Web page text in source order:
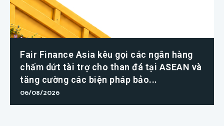
Fair Finance Asia kêu gọi các ngân hàng
chấm dứt tài trợ cho than đá tại ASEAN và
tăng cường các biện pháp bảo...
06/08/2026